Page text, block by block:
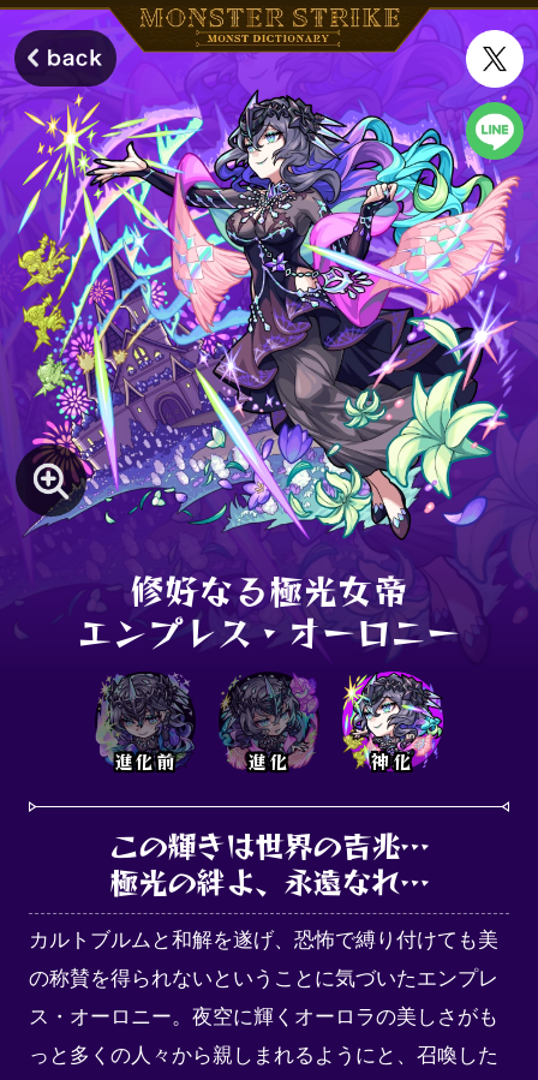
修好なる極光女帝
エンプレス・オーロニー
進化前 進化 神化
この輝きは世界の吉兆…
極光の絆よ、永遠なれ…
カルトブルムと和解を遂げ、恐怖で縛り付けても美
の称賛を得られないということに気づいたエンプレ
ス・オーロニー。夜空に輝くオーロラの美しさがも
っと多くの人々から親しまれるようにと、召喚した